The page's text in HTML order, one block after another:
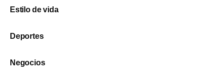
Estilo de vida
Deportes
Negocios